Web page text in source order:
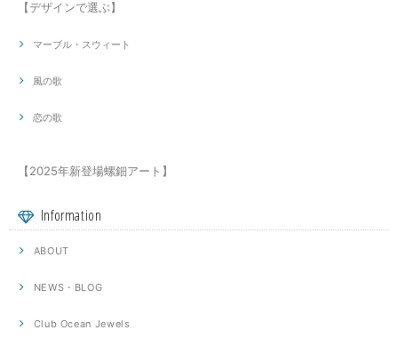
【デザインで選ぶ】
マーブル・スウィート
風の歌
恋の歌
【2025年新登場螺鈿アート】
Information
ABOUT
NEWS・BLOG
Club Ocean Jewels